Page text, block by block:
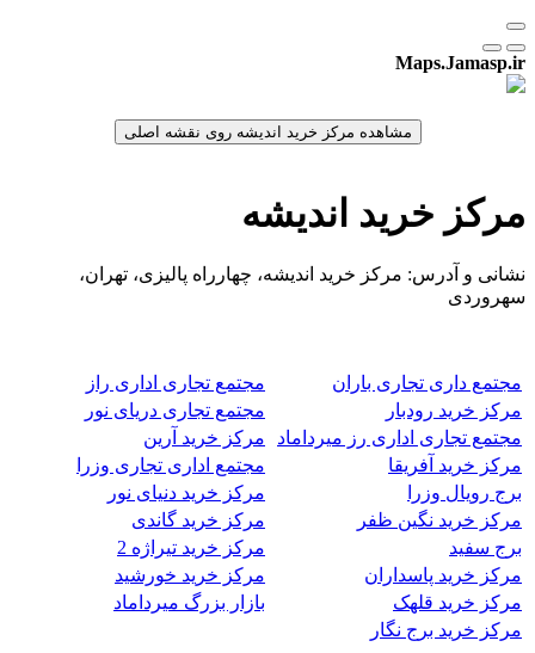
Maps.Jamasp.ir
مرکز خرید اندیشه
نشانی و آدرس: مرکز خرید اندیشه، چهارراه پالیزی، تهران،
سهروردی
مجتمع داری تجاری باران
مجتمع تجاری اداری راز
مرکز خرید رودبار
مجتمع تجاری دریای نور
مجتمع تجاری اداری رز میرداماد
مرکز خرید آرین
مرکز خرید آفریقا
مجتمع اداری تجاری وزرا
برج رویال وزرا
مرکز خرید دنیای نور
مرکز خرید نگین ظفر
مرکز خرید گاندی
برج سفید
مرکز خرید تیراژه 2
مرکز خرید پاسداران
مرکز خرید خورشید
مرکز خرید قلهک
بازار بزرگ میرداماد
مرکز خرید برج نگار